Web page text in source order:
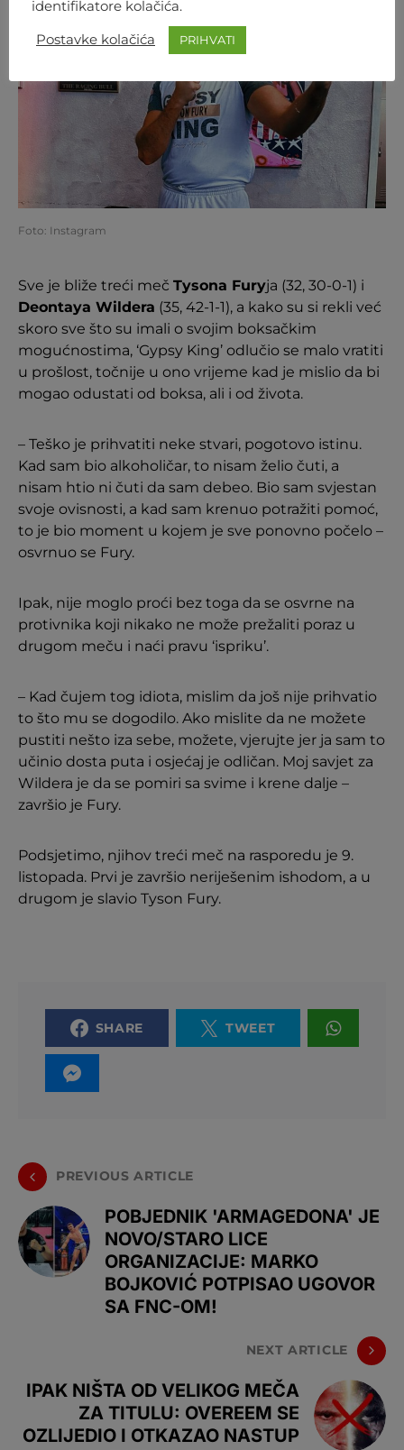
Foto: Instagram
Sve je bliže treći meč Tysona Furyja (32, 30-0-1) i
Deontaya Wildera (35, 42-1-1), a kako su si rekli već
skoro sve što su imali o svojim boksačkim
mogućnostima, ‘Gypsy King’ odlučio se malo vratiti
u prošlost, točnije u ono vrijeme kad je mislio da bi
mogao odustati od boksa, ali i od života.
– Teško je prihvatiti neke stvari, pogotovo istinu.
Kad sam bio alkoholičar, to nisam želio čuti, a
nisam htio ni čuti da sam debeo. Bio sam svjestan
svoje ovisnosti, a kad sam krenuo potražiti pomoć,
to je bio moment u kojem je sve ponovno počelo –
osvrnuo se Fury.
Ipak, nije moglo proći bez toga da se osvrne na
protivnika koji nikako ne može prežaliti poraz u
drugom meču i naći pravu ‘ispriku’.
– Kad čujem tog idiota, mislim da još nije prihvatio
to što mu se dogodilo. Ako mislite da ne možete
pustiti nešto iza sebe, možete, vjerujte jer ja sam to
učinio dosta puta i osjećaj je odličan. Moj savjet za
Wildera je da se pomiri sa svime i krene dalje –
završio je Fury.
Podsjetimo, njihov treći meč na rasporedu je 9.
listopada. Prvi je završio neriješenim ishodom, a u
drugom je slavio Tyson Fury.
SHARE TWEET
PREVIOUS ARTICLE
POBJEDNIK 'ARMAGEDONA' JE
NOVO/STARO LICE
ORGANIZACIJE: MARKO
BOJKOVIĆ POTPISAO UGOVOR
SA FNC-OM!
NEXT ARTICLE
IPAK NIŠTA OD VELIKOG MEČA
ZA TITULU: OVEREEM SE
OZLIJEDIO I OTKAZAO NASTUP
identifikatore kolačića.
Postavke kolačića PRIHVATI